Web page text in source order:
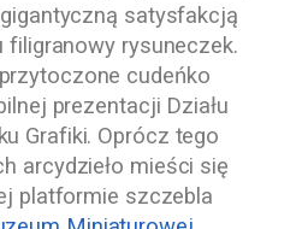
satysfakcją
filigranowy rysuneczek.
cudeńko
prezentacji Działu
Grafiki. Oprócz tego
arcydzieło mieści się
platformie szczebla